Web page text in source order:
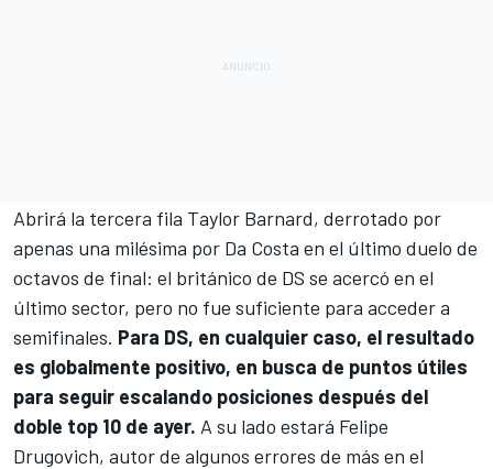
Abrirá la tercera fila Taylor Barnard, derrotado por
apenas una milésima por Da Costa en el último duelo de
octavos de final: el británico de DS se acercó en el
último sector, pero no fue suficiente para acceder a
semifinales. Para DS, en cualquier caso, el resultado
es globalmente positivo, en busca de puntos útiles
para seguir escalando posiciones después del
doble top 10 de ayer. A su lado estará Felipe
Drugovich, autor de algunos errores de más en el